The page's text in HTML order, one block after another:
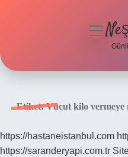
Hakkımızda
menüyü
Etiket:Vücut kilo vermeye
https://hastaneistanbul.com
https://saranderyapi.com.tr